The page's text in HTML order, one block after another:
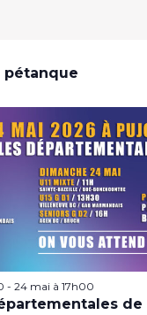
pétanque
- 24 mai à 17h00
de